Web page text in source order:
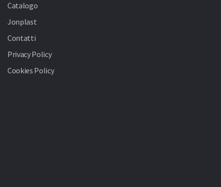
Catalogo
Jonplast
Contatti
Privacy Policy
Cookies Policy